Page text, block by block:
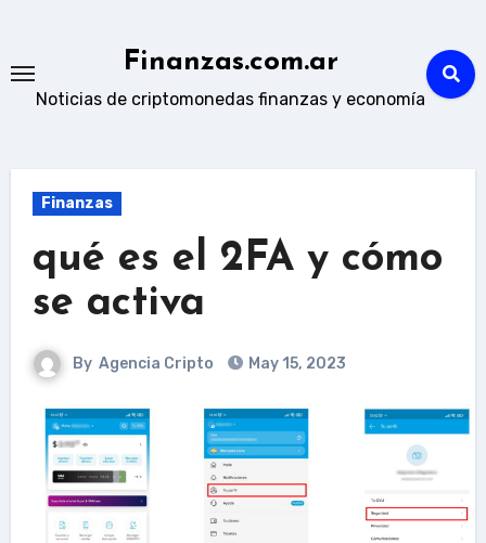
content
Finanzas.com.ar
Noticias de criptomonedas finanzas y economía
Finanzas
qué es el 2FA y cómo
se activa
By Agencia Cripto May 15, 2023